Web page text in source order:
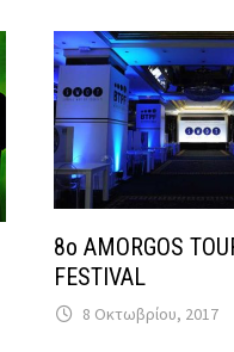
8ο AMORGOS
FESTIVAL
8 Οκτωβρίου, 2017